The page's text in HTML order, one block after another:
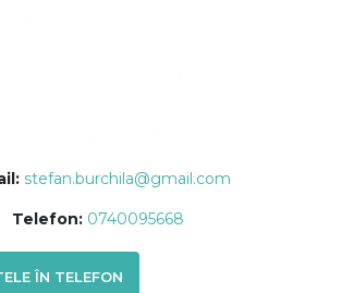
stefan.burchila@gmail.com
Telefon: 0740095668
ÎN TELEFON